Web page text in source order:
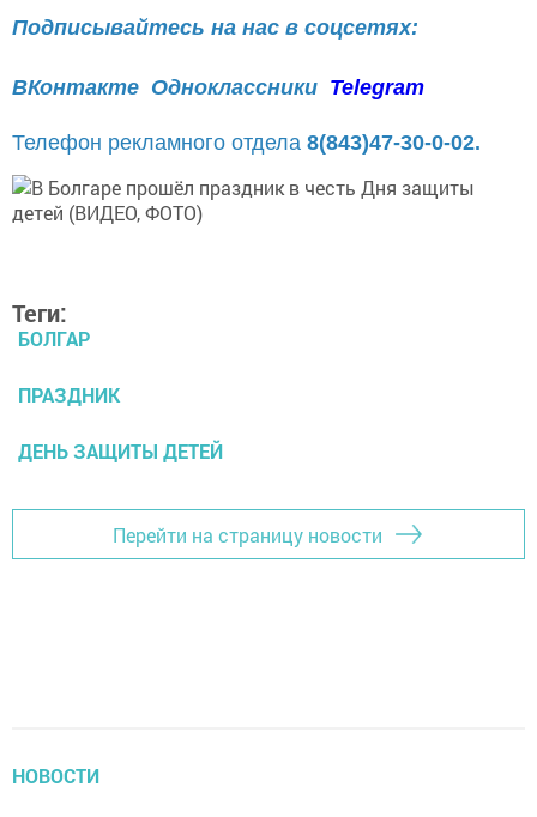
Подписывайтесь на нас в соцсетях:
ВКонтакте Одноклассники Telegram
Телефон рекламного отдела 8(843)47-30-0-02.
Теги:
БОЛГАР
ПРАЗДНИК
ДЕНЬ ЗАЩИТЫ ДЕТЕЙ
Перейти на страницу новости
НОВОСТИ